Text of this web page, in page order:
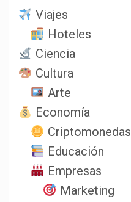
Viajes
Hoteles
Ciencia
Cultura
Arte
Economía
Criptomonedas
Educación
Empresas
Marketing